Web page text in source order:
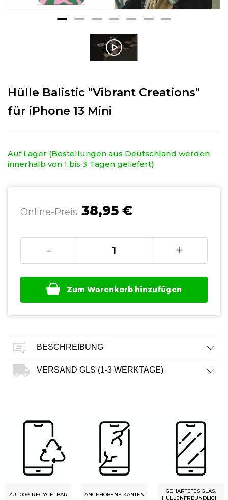
Hülle Balistic "Vibrant Creations"
für iPhone 13 Mini
Auf Lager (Bestellungen aus Deutschland werden
innerhalb von 1 bis 3 Tagen geliefert)
Online-Preis: 38,95 €
- +
Zum Warenkorb hinzufügen
BESCHREIBUNG
VERSAND GLS (1-3 WERKTAGE)
ZU 100% RECYCELBAR ANGEHOBENE KANTEN
GEHÄRTETES GLAS,
HÜLLENFREUNDLICH